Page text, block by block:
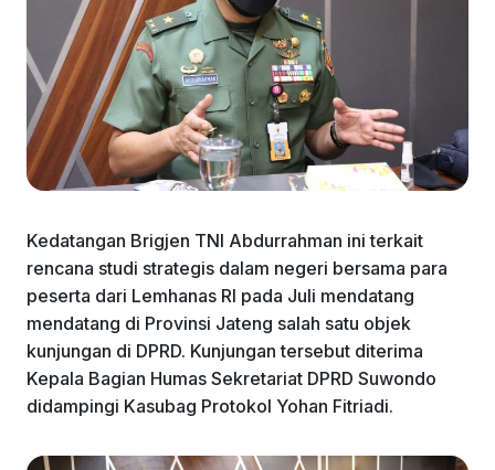
Kedatangan Brigjen TNI Abdurrahman ini terkait
rencana studi strategis dalam negeri bersama para
peserta dari Lemhanas RI pada Juli mendatang
mendatang di Provinsi Jateng salah satu objek
kunjungan di DPRD. Kunjungan tersebut diterima
Kepala Bagian Humas Sekretariat DPRD Suwondo
didampingi Kasubag Protokol Yohan Fitriadi.